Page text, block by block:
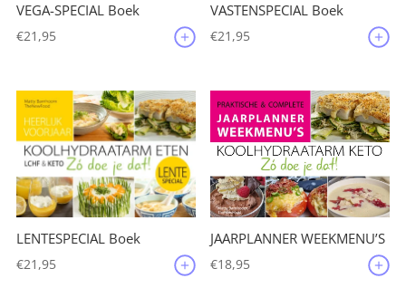
VEGA-SPECIAL Boek
€21,95
VASTENSPECIAL Boek
€21,95
LENTESPECIAL Boek
€21,95
JAARPLANNER WEEKMENU’S
€18,95